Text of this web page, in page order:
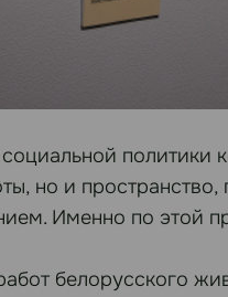
но и
Именно по этой
белорусского